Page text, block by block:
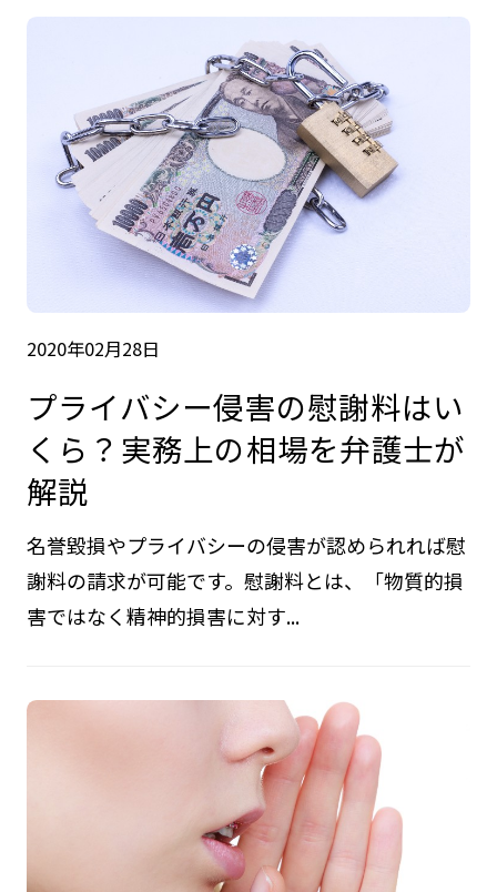
2020年02月28日
プライバシー侵害の慰謝料はい
くら？実務上の相場を弁護士が
解説
名誉毀損やプライバシーの侵害が認められれば慰
謝料の請求が可能です。慰謝料とは、「物質的損
害ではなく精神的損害に対す...